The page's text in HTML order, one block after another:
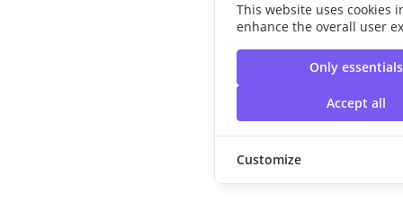
This website uses cookies
enhance the overall user
Only essentials
Accept all
Customize